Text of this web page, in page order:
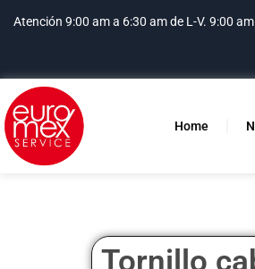
Atención 9:00 am a 6:30 am de L-V. 9:00
Home
Tornillo